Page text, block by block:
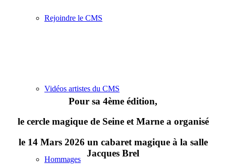
Rejoindre le CMS
Vidéos artistes du CMS
Hommages
Pour sa 4ème édition,
le cercle magique de Seine et Marne a organisé
le 14 Mars 2026 un cabaret magique à la salle
Jacques Brel